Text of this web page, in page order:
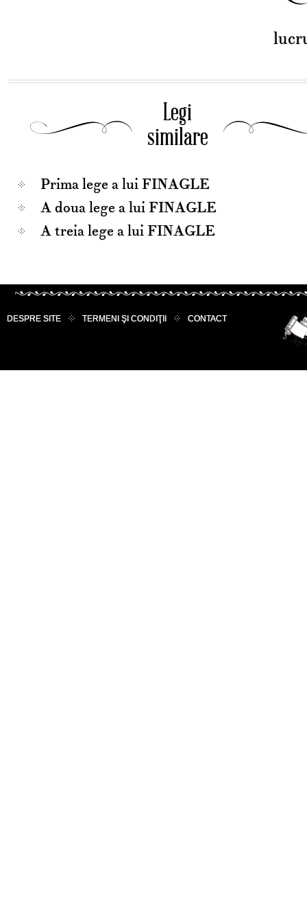
Legi
similare
Prima lege a lui FINAGLE
A doua lege a lui FINAGLE
A treia lege a lui FINAGLE
DESPRE SITE TERMENI ŞI CONDIŢII CONTACT